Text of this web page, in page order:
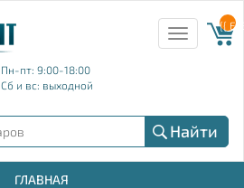
Пн-пт: 9:00-18:00
Сб и вс: выходной
Toggle
navigation
{{
Найти
ГЛАВНАЯ